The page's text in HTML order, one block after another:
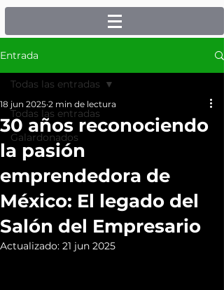
Entrada
Todas las entradas
Galardonados
Todas las entradas
30 años reconociendo
la pasión
emprendedora de
México: El legado del
Salón del Empresario
18 jun 2025 2 min de lectura
Actualizado: 21 jun 2025